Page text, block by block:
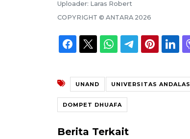
Uploader: Laras Robert
COPYRIGHT © ANTARA 2026
UNAND UNIVERSITAS ANDALAS
DOMPET DHUAFA
Berita Terkait